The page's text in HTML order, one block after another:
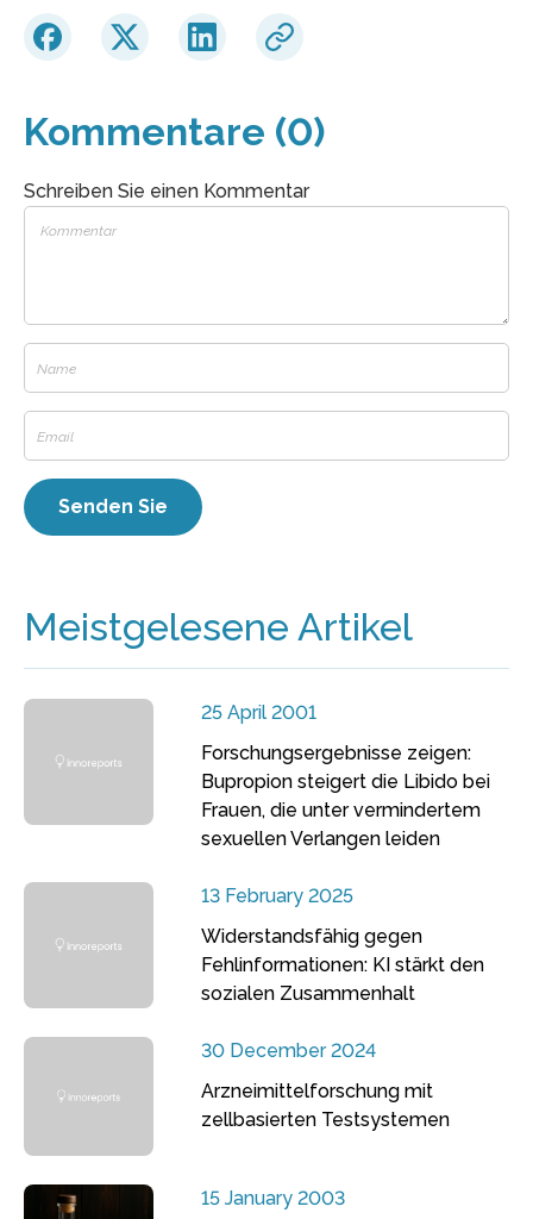
Kommentare (0)
Schreiben Sie einen Kommentar
Meistgelesene Artikel
25 April 2001
Forschungsergebnisse zeigen:
Bupropion steigert die Libido bei
Frauen, die unter vermindertem
sexuellen Verlangen leiden
13 February 2025
Widerstandsfähig gegen
Fehlinformationen: KI stärkt den
sozialen Zusammenhalt
30 December 2024
Arzneimittelforschung mit
zellbasierten Testsystemen
15 January 2003